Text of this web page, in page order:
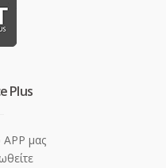
Plus
APP μας